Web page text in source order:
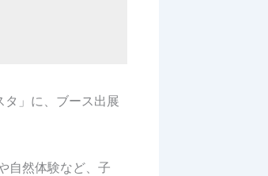
」に、ブース出展
自然体験など、子